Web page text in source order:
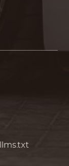
llms.txt